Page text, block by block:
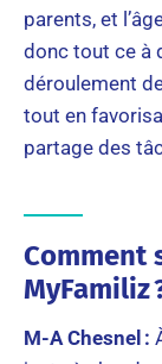
parents, et
donc tout ce à
déroulement
tout en
partage des
Comment
MyFamiliz
M-A Chesnel :